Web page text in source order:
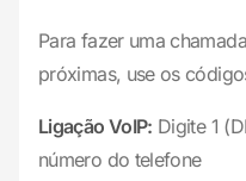
Para fazer uma
próximas, use os
Ligação VoIP: Digite 1
número do telefone